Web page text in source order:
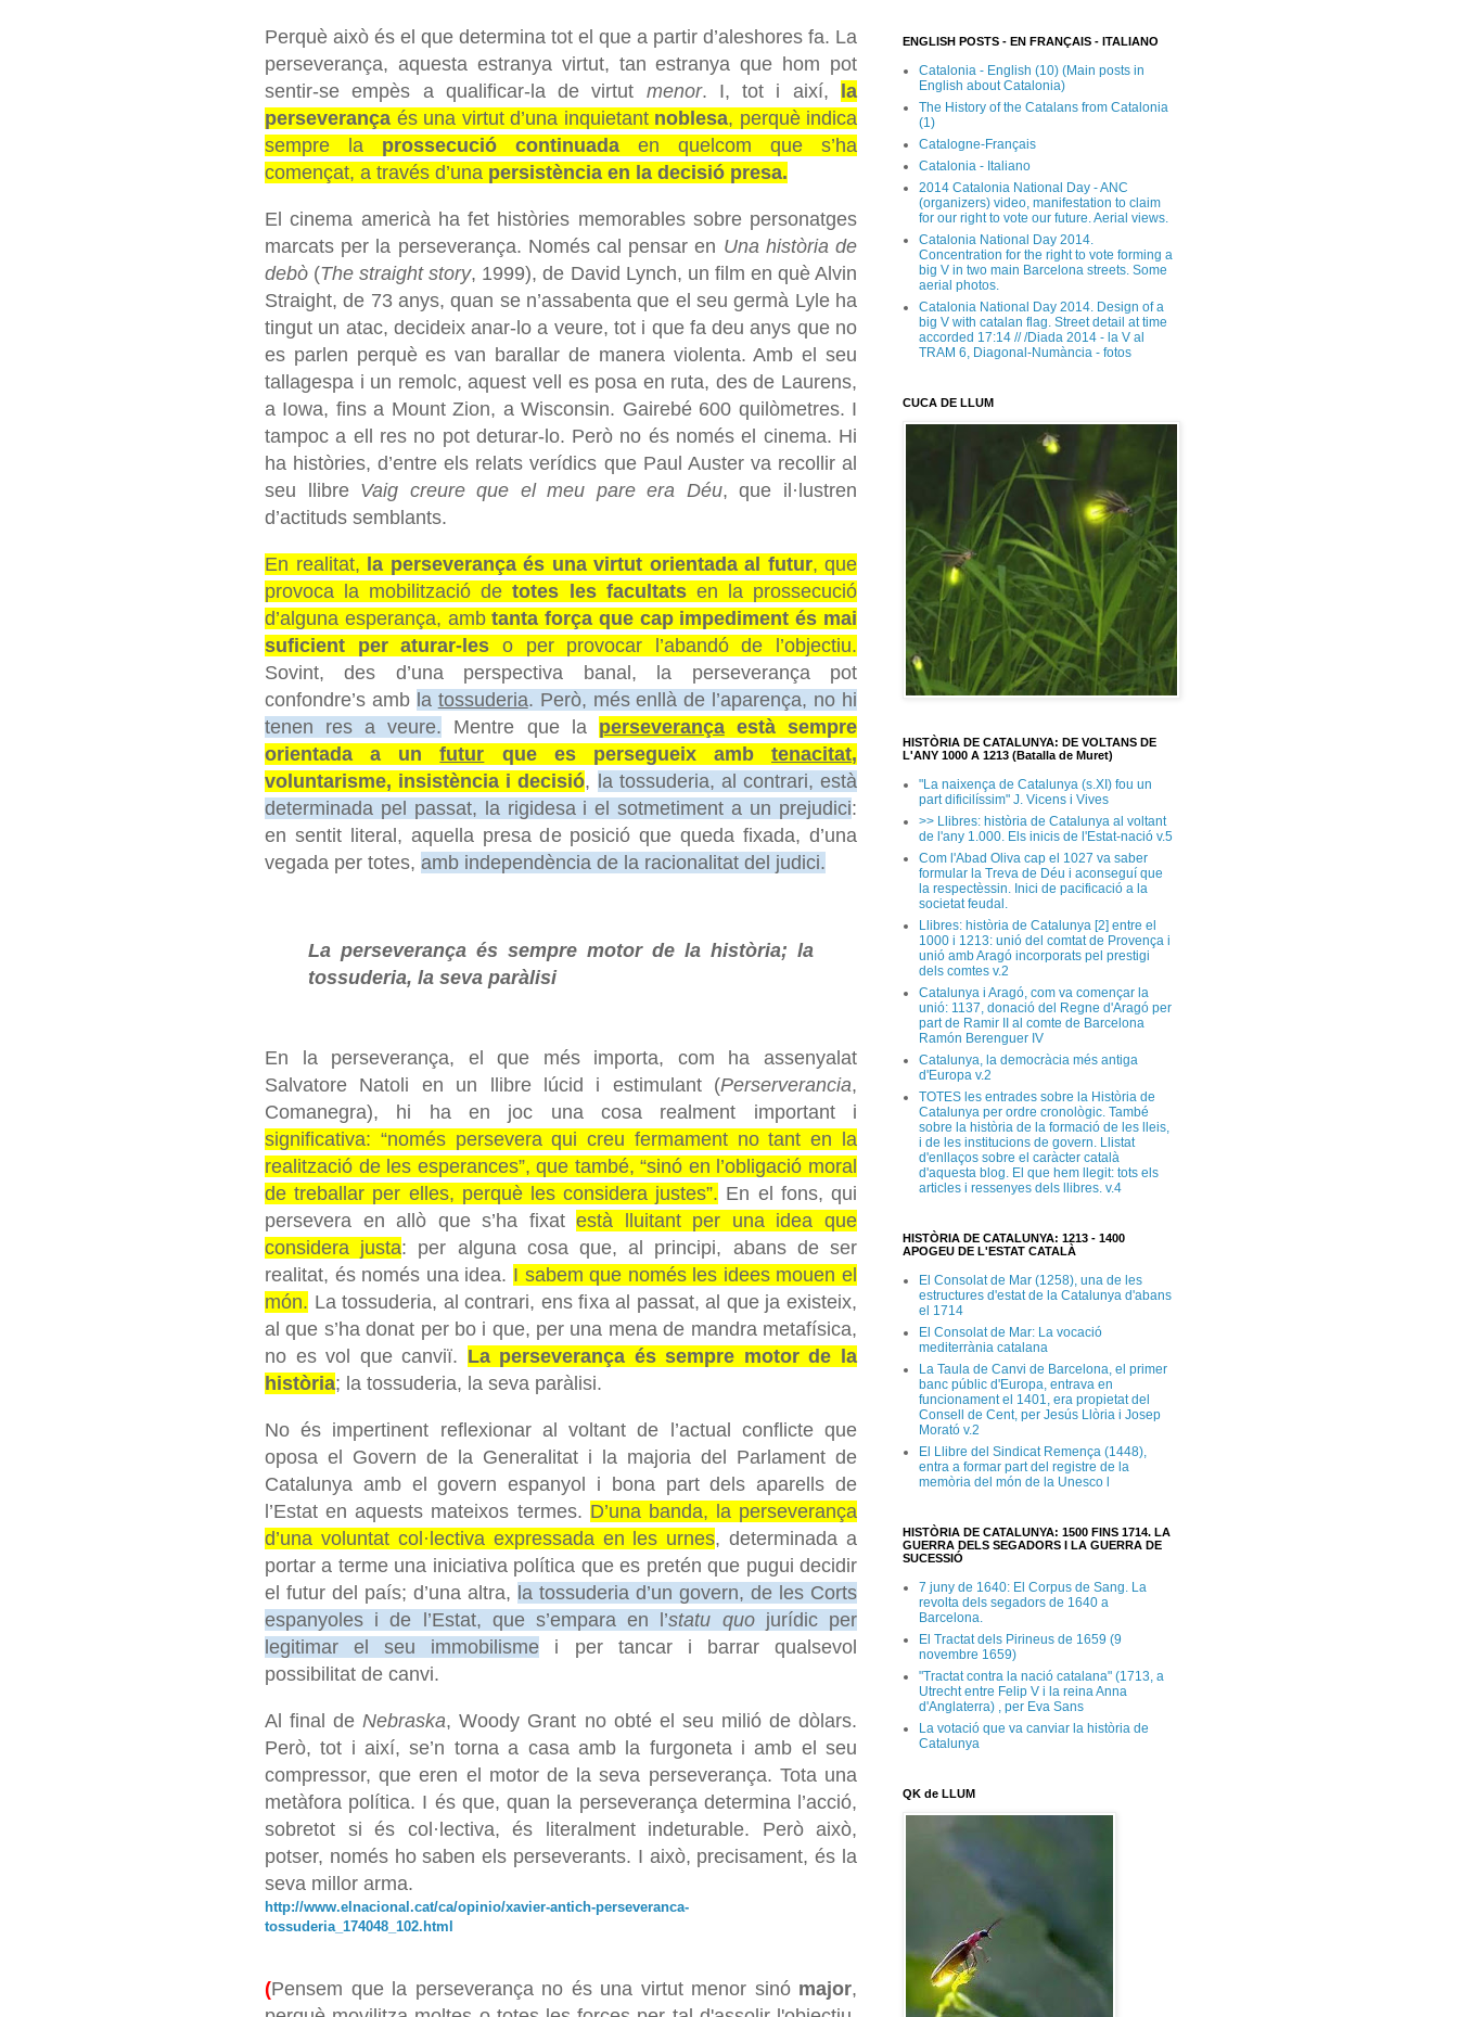
Perquè això és el que determina tot el que a partir d’aleshores fa. La
perseverança, aquesta estranya virtut, tan estranya que hom pot
sentir-se empès a qualificar-la de virtut menor. I, tot i així, la
perseverança és una virtut d’una inquietant noblesa, perquè indica
sempre la prossecució continuada en quelcom que s’ha
començat, a través d’una persistència en la decisió presa.
El cinema americà ha fet històries memorables sobre personatges
marcats per la perseverança. Només cal pensar en Una història de
debò (The straight story, 1999), de David Lynch, un film en què Alvin
Straight, de 73 anys, quan se n’assabenta que el seu germà Lyle ha
tingut un atac, decideix anar-lo a veure, tot i que fa deu anys que no
es parlen perquè es van barallar de manera violenta. Amb el seu
tallagespa i un remolc, aquest vell es posa en ruta, des de Laurens,
a Iowa, fins a Mount Zion, a Wisconsin. Gairebé 600 quilòmetres. I
tampoc a ell res no pot deturar-lo. Però no és només el cinema. Hi
ha històries, d’entre els relats verídics que Paul Auster va recollir al
seu llibre Vaig creure que el meu pare era Déu, que il·lustren
d’actituds semblants.
En realitat, la perseverança és una virtut orientada al futur, que
provoca la mobilització detotes les facultatsen la prossecució
d’alguna esperança, ambtanta força que cap impediment és mai
suficient per aturar-les o per provocar l’abandó de l’objectiu.
Sovint, des d’una perspectiva banal, la perseverança pot
confondre’s amb la tossuderia. Però, més enllà de l’aparença, no hi
tenen res a veure. Mentre que la perseverançaestà sempre
orientada a unfutur que es persegueix amb tenacitat,
voluntarisme, insistència i decisió, la tossuderia, al contrari, està
determinada pel passat, la rigidesa i el sotmetiment a un prejudici:
en sentit literal, aquella presa de posició que queda fixada, d’una
vegada per totes, amb independència de la racionalitat del judici.
La perseverança és sempre motor de la història; la
tossuderia, la seva paràlisi
En la perseverança, el que més importa, com ha assenyalat
Salvatore Natoli en un llibre lúcid i estimulant (Perserverancia,
Comanegra), hi ha en joc una cosa realment important i
significativa: “només persevera qui creu fermament no tant en la
realització de les esperances”, que també, “sinó en l’obligació moral
de treballar per elles, perquè les considera justes”. En el fons, qui
persevera en allò que s’ha fixatestà lluitant per una idea que
considera justa: per alguna cosa que, al principi, abans de ser
realitat, és només una idea. I sabem que només les idees mouen el
món. La tossuderia, al contrari, ens fixa al passat, al que ja existeix,
al que s’ha donat per bo i que, per una mena de mandra metafísica,
no es vol que canviï. La perseverança és sempre motor de la
història; la tossuderia, la seva paràlisi.
No és impertinent reflexionar al voltant de l’actual conflicte que
oposa el Govern de la Generalitat i la majoria del Parlament de
Catalunya amb el govern espanyol i bona part dels aparells de
l’Estat en aquests mateixos termes. D’una banda, la perseverança
d’una voluntat col·lectiva expressada en les urnes, determinada a
portar a terme una iniciativa política que es pretén que pugui decidir
el futur del país; d’una altra, la tossuderia d’un govern, de les Corts
espanyoles i de l’Estat, que s’empara en l’statu quo jurídic per
legitimar el seu immobilisme i per tancar i barrar qualsevol
possibilitat de canvi.
Al final deNebraska, Woody Grant no obté el seu milió de dòlars.
Però, tot i així, se’n torna a casa amb la furgoneta i amb el seu
compressor, que eren el motor de la seva perseverança. Tota una
metàfora política. I és que, quan la perseverança determina l’acció,
sobretot si és col·lectiva, és literalment indeturable. Però això,
potser, només ho saben els perseverants. I això, precisament, és la
seva millor arma.
http://www.elnacional.cat/ca/opinio/xavier-antich-perseveranca-
tossuderia_174048_102.html
(Pensem que la perseverança no és una virtut menor sinó major,
ENGLISH POSTS - EN FRANÇAIS - ITALIANO
Catalonia - English (10) (Main posts in
English about Catalonia)
The History of the Catalans from Catalonia
(1)
Catalogne-Français
Catalonia - Italiano
2014 Catalonia National Day - ANC
(organizers) video, manifestation to claim
for our right to vote our future. Aerial views.
Catalonia National Day 2014.
Concentration for the right to vote forming a
big V in two main Barcelona streets. Some
aerial photos.
Catalonia National Day 2014. Design of a
big V with catalan flag. Street detail at time
accorded 17:14 // /Diada 2014 - la V al
TRAM 6, Diagonal-Numància - fotos
CUCA DE LLUM
HISTÒRIA DE CATALUNYA: DE VOLTANS DE
L'ANY 1000 A 1213 (Batalla de Muret)
"La naixença de Catalunya (s.XI) fou un
part dificilíssim" J. Vicens i Vives
>> Llibres: història de Catalunya al voltant
de l'any 1.000. Els inicis de l'Estat-nació v.5
Com l'Abad Oliva cap el 1027 va saber
formular la Treva de Déu i aconseguí que
la respectèssin. Inici de pacificació a la
societat feudal.
Llibres: història de Catalunya [2] entre el
1000 i 1213: unió del comtat de Provença i
unió amb Aragó incorporats pel prestigi
dels comtes v.2
Catalunya i Aragó, com va començar la
unió: 1137, donació del Regne d'Aragó per
part de Ramir II al comte de Barcelona
Ramón Berenguer IV
Catalunya, la democràcia més antiga
d'Europa v.2
TOTES les entrades sobre la Història de
Catalunya per ordre cronològic. També
sobre la història de la formació de les lleis,
i de les institucions de govern. Llistat
d'enllaços sobre el caràcter català
d'aquesta blog. El que hem llegit: tots els
articles i ressenyes dels llibres. v.4
HISTÒRIA DE CATALUNYA: 1213 - 1400
APOGEU DE L'ESTAT CATALÀ
El Consolat de Mar (1258), una de les
estructures d'estat de la Catalunya d'abans
el 1714
El Consolat de Mar: La vocació
mediterrània catalana
La Taula de Canvi de Barcelona, el primer
banc públic d'Europa, entrava en
funcionament el 1401, era propietat del
Consell de Cent, per Jesús Llòria i Josep
Morató v.2
El Llibre del Sindicat Remença (1448),
entra a formar part del registre de la
memòria del món de la Unesco l
HISTÒRIA DE CATALUNYA: 1500 FINS 1714. LA
GUERRA DELS SEGADORS I LA GUERRA DE
SUCESSIÓ
7 juny de 1640: El Corpus de Sang. La
revolta dels segadors de 1640 a
Barcelona.
El Tractat dels Pirineus de 1659 (9
novembre 1659)
"Tractat contra la nació catalana" (1713, a
Utrecht entre Felip V i la reina Anna
d'Anglaterra) , per Eva Sans
La votació que va canviar la història de
Catalunya
QK de LLUM